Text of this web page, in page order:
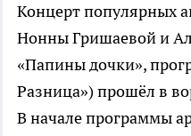
Концерт популярных
Нонны Гришаевой и
«Папины дочки»,
Разница») прошёл в
В начале программы